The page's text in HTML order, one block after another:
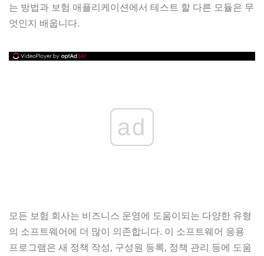
는 방법과 보험 애플리케이션에서 테스트 할 다른 모듈은 무
엇인지 배웁니다.
ad
모든 보험 회사는 비즈니스 운영에 도움이되는 다양한 유형
의 소프트웨어에 더 많이 의존합니다. 이 소프트웨어 응용
프로그램은 새 정책 작성, 구성원 등록, 정책 관리 등에 도움